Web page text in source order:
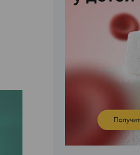
ЭФФЕКТИВНАЯ